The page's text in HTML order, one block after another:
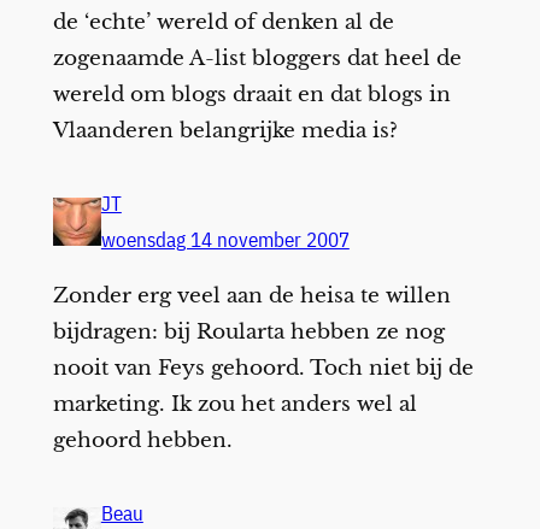
de ‘echte’ wereld of denken al de
zogenaamde A-list bloggers dat heel de
wereld om blogs draait en dat blogs in
Vlaanderen belangrijke media is?
JT
woensdag 14 november 2007
Zonder erg veel aan de heisa te willen
bijdragen: bij Roularta hebben ze nog
nooit van Feys gehoord. Toch niet bij de
marketing. Ik zou het anders wel al
gehoord hebben.
Beau